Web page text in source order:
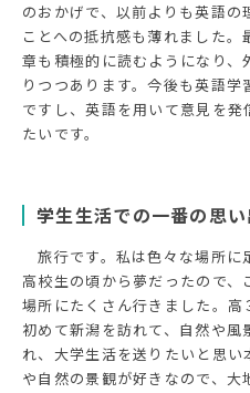
のおかげで、以前よりも英語
ことへの抵抗感も薄れました
章も積極的に読むようになり
りつつあります。今後も英語
ですし、英語を用いて意見を
たいです。
学生生活での一番の思い
旅行です。私は色々な場所に
高校生の頃から夢だったので
場所にたくさん行きました。
初めて新潟を訪れて、自然や
れ、大学生活を送りたいと思
や自然の景観が好きなので、